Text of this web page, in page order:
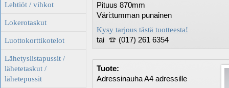
Lehtiöt / vihkot
Lokerotaskut
Luottokorttikotelot
Lähetyslistapussit /
lähetetaskut /
lähetepussit
Pituus 870mm
Väri:tumman punainen
Kysy tarjous tästä tuotteesta!
tai (017) 261 6354
Tuote:
Adressinauha A4 adressille